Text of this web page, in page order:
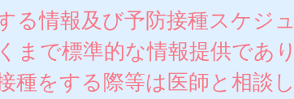
る情報及び予防接種スケジ
まで標準的な情報提供であ
種をする際等は医師と相談